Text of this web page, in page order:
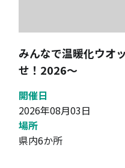
みんなで温暖化ウオ
せ！2026～
開催日
2026年08月03日
場所
県内6か所